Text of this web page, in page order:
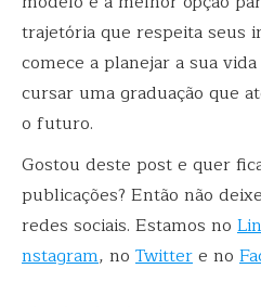
trajetória que respeita seus
comece a planejar a sua
cursar uma graduação que
o futuro.
Gostou deste post e quer
publicações? Então não
redes sociais. Estamos no
nstagram, no Twittere no